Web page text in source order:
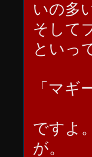
いの多
そして
といっ
「マギ
ですよ
が。